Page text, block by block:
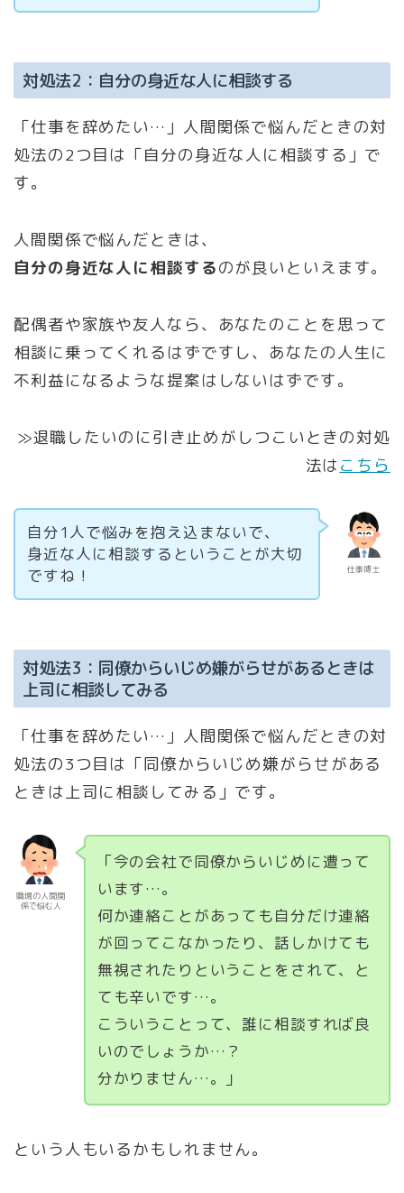
対処法2：自分の身近な人に相談する
「仕事を辞めたい…」人間関係で悩んだときの対
処法の2つ目は「自分の身近な人に相談する」で
す。
人間関係で悩んだときは、
自分の身近な人に相談するのが良いといえます。
配偶者や家族や友人なら、あなたのことを思って
相談に乗ってくれるはずですし、あなたの人生に
不利益になるような提案はしないはずです。
≫退職したいのに引き止めがしつこいときの対処
法はこちら
仕事博士
自分1人で悩みを抱え込まないで、
身近な人に相談するということが大切
ですね！
対処法3：同僚からいじめ嫌がらせがあるときは
上司に相談してみる
「仕事を辞めたい…」人間関係で悩んだときの対
処法の3つ目は「同僚からいじめ嫌がらせがある
ときは上司に相談してみる」です。
職場の人間関
係で悩む人
「今の会社で同僚からいじめに遭って
います…。
何か連絡ことがあっても自分だけ連絡
が回ってこなかったり、話しかけても
無視されたりということをされて、と
ても辛いです…。
こういうことって、誰に相談すれば良
いのでしょうか…？
分かりません…。」
という人もいるかもしれません。